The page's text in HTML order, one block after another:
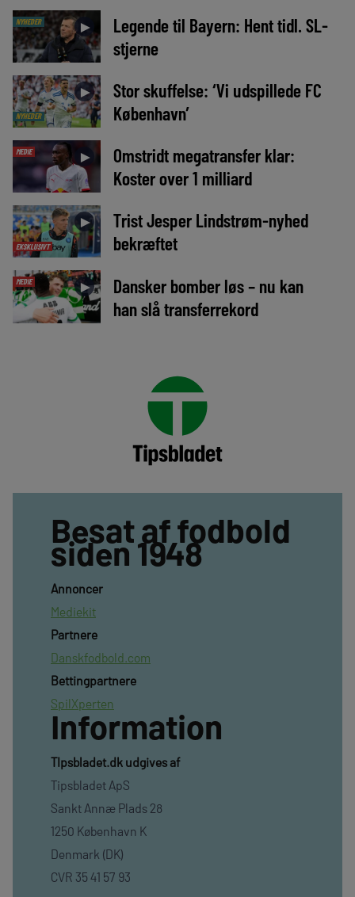
NYHEDER ►
Legende til Bayern: Hent tidl. SL-
stjerne
NYHEDER
►
Stor skuffelse: ‘Vi udspillede FC
København’
MEDIE ►
Omstridt megatransfer klar:
Koster over 1 milliard
EKSKLUSIVT
►
Trist Jesper Lindstrøm-nyhed
bekræftet
MEDIE ►
Dansker bomber løs – nu kan
han slå transferrekord
Besat af fodbold
siden 1948
Annoncer
Mediekit
Partnere
Danskfodbold.com
Bettingpartnere
SpilXperten
Information
TIpsbladet.dk udgives af
Tipsbladet ApS
Sankt Annæ Plads 28
1250 København K
Denmark (DK)
CVR 35 41 57 93